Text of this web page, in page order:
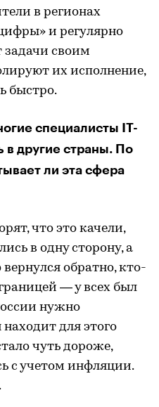
в регионах
и регулярно
задачи своим
их исполнение,
быстро.
специалисты IT-
в другие страны. По
ли эта сфера
что это качели,
в одну сторону, а
обратно, кто-
— у всех был
нужно
для этого
чуть дороже,
с учетом инфляции.